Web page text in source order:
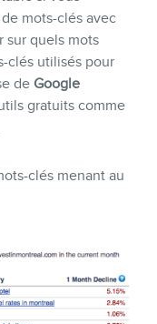
mots-clés avec
sur quels mots
clés utilisés pour
de Google
gratuits comme
clés menant au